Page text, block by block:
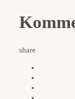
share